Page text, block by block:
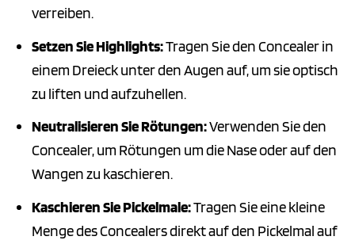
verreiben.
Setzen Sie Highlights:Tragen Sie den Concealer in
einem Dreieck unter den Augen auf, um sie optisch
zu liften und aufzuhellen.
Neutralisieren Sie Rötungen:Verwenden Sie den
Concealer, um Rötungen um die Nase oder auf den
Wangen zu kaschieren.
Kaschieren Sie Pickelmale:Tragen Sie eine kleine
Menge des Concealers direkt auf den Pickelmal auf